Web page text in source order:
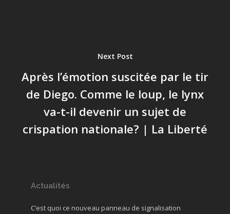
Next Post
Après l’émotion suscitée par le tir
de Diego. Comme le loup, le lynx
va-t-il devenir un sujet de
crispation nationale? | La Liberté
Actualités
C’est quoi ce nouveau panneau de signalisation